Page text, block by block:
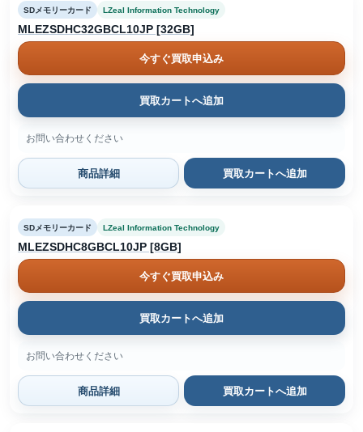
SDメモリーカード LZeal Information Technology
MLEZSDHC32GBCL10JP [32GB]
今すぐ買取申込み
買取カートへ追加
お問い合わせください
商品詳細 買取カートへ追加
SDメモリーカード LZeal Information Technology
MLEZSDHC8GBCL10JP [8GB]
今すぐ買取申込み
買取カートへ追加
お問い合わせください
商品詳細 買取カートへ追加